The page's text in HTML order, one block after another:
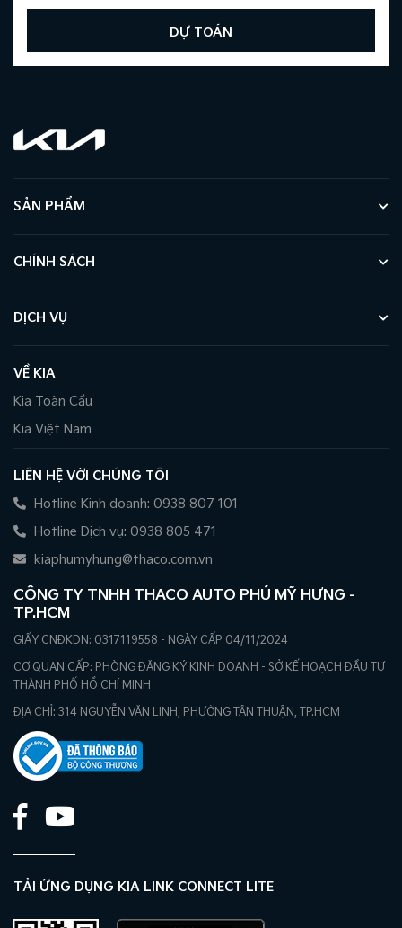
sau, camera lùi
DỰ TOÁN
SẢN PHẨM
CHÍNH SÁCH
DỊCH VỤ
VỀ KIA
Kia Toàn Cầu
Kia Việt Nam
LIÊN HỆ VỚI CHÚNG TÔI
Hotline Kinh doanh: 0938 807 101
Hotline Dịch vụ: 0938 805 471
kiaphumyhung@thaco.com.vn
CÔNG TY TNHH THACO AUTO PHÚ MỸ HƯNG -
TP.HCM
GIẤY CNĐKDN: 0317119558 - NGÀY CẤP 04/11/2024
CƠ QUAN CẤP: PHÒNG ĐĂNG KÝ KINH DOANH - SỞ KẾ HOẠCH ĐẦU TƯ
THÀNH PHỐ HỒ CHÍ MINH
ĐỊA CHỈ: 314 NGUYỄN VĂN LINH, PHƯỜNG TÂN THUẬN, TP.HCM
TẢI ỨNG DỤNG KIA LINK CONNECT LITE